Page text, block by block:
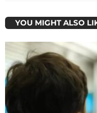
YOU MIGHT ALSO